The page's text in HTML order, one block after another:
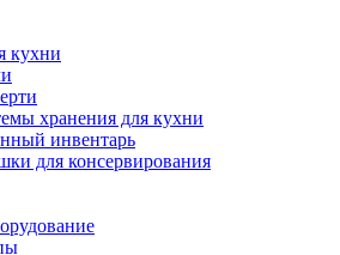
кухни
хранения для кухни
инвентарь
для консервирования